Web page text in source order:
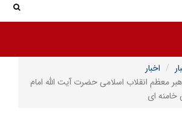
اخبار
معظم انقلاب اسلامی حضرت آیت الله امام
ای